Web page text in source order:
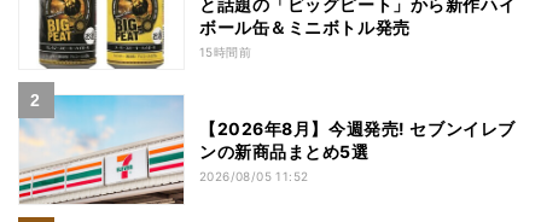
ボール缶＆ミニボトル発売
15時間前
【2026年8月】今週発売! セブンイレブ
ンの新商品まとめ5選
2026/08/05 11:52